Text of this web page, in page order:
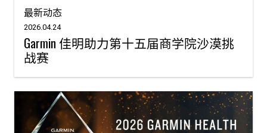
最新动态
2026.04.24
Garmin 佳明助力第十五届商学院沙漠挑
战赛